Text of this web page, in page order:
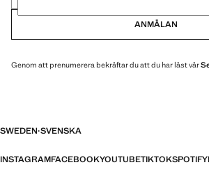
ANMÄLAN
Genom att prenumerera bekräftar du att du har läst vår
SWEDEN·SVENSKA
INSTAGRAMFACEBOOKYOUTUBETIKTOKSPOTIFY